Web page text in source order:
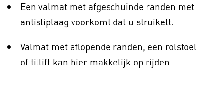
Een valmat met afgeschuinde randen met
antisliplaag voorkomt dat u struikelt.
Valmat met aflopende randen, een rolstoel
of tillift kan hier makkelijk op rijden.